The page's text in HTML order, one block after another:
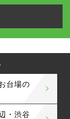
台場の
・渋谷